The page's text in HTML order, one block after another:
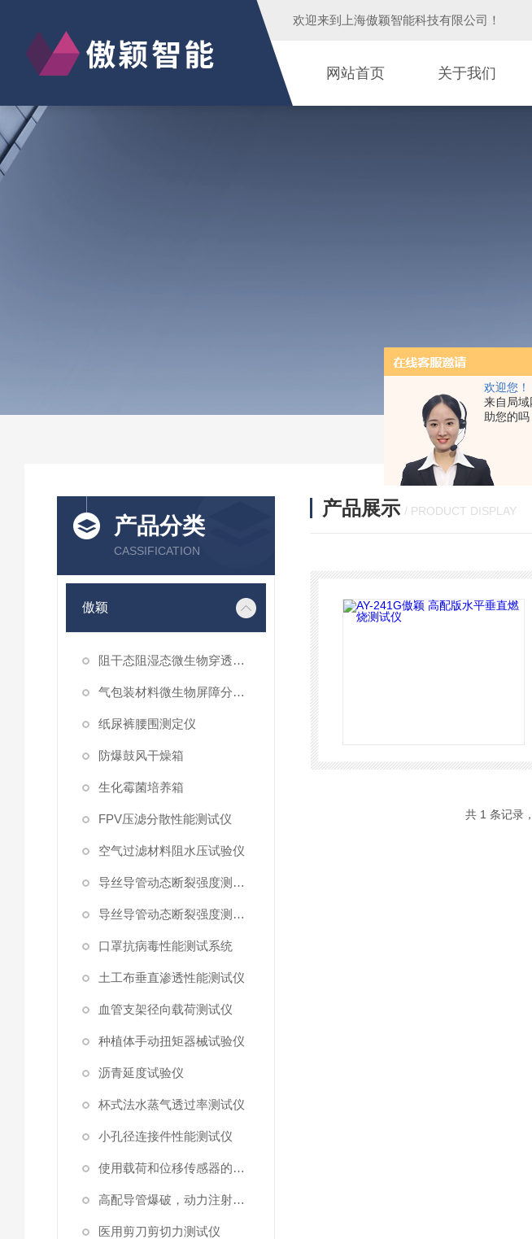
欢迎您！
来自局
助您的吗
欢迎来到 上海傲颖智能科技有限公司 ！
网站首页 关于我们
产品分类
CASSIFICATION
傲颖
阻干态阻湿态微生物穿透性能测试仪
气包装材料微生物屏障分等试验仪
纸尿裤腰围测定仪
防爆鼓风干燥箱
生化霉菌培养箱
FPV压滤分散性能测试仪
空气过滤材料阻水压试验仪
导丝导管动态断裂强度测试仪 （峰值拉力）
导丝导管动态断裂强度测试仪
口罩抗病毒性能测试系统
土工布垂直渗透性能测试仪
血管支架径向载荷测试仪
种植体手动扭矩器械试验仪
沥青延度试验仪
杯式法水蒸气透过率测试仪
小孔径连接件性能测试仪
使用载荷和位移传感器的塑料高速穿刺特性测试仪
高配导管爆破，动力注射中流量及压力测试仪
医用剪刀剪切力测试仪
产品展示 / PRODUCT DISPLAY
共 1 条记录